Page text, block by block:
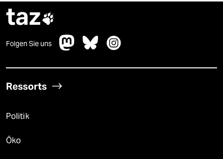
taz
Folgen Sie uns
Ressorts
Politik
Öko